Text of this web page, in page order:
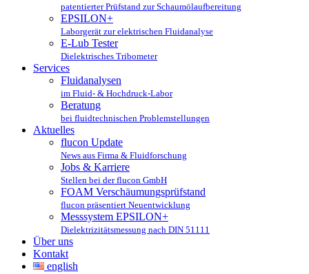
patentierter Prüfstand zur Schaumölaufbereitung
EPSILON+
Laborgerät zur elektrischen Fluidanalyse
E-Lub Tester
Dielektrisches Tribometer
Services
Fluidanalysen
im Fluid- & Hochdruck-Labor
Beratung
bei fluidtechnischen Problemstellungen
Aktuelles
flucon Update
News aus Firma & Fluidforschung
Jobs & Karriere
Stellen bei der flucon GmbH
FOAM Verschäumungsprüfstand
flucon präsentiert Neuentwicklung
Messsystem EPSILON+
Dielektrizitätsmessung nach DIN 51111
Über uns
Kontakt
english